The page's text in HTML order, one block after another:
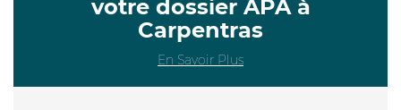
votre dossier APA à
Carpentras
En Savoir Plus